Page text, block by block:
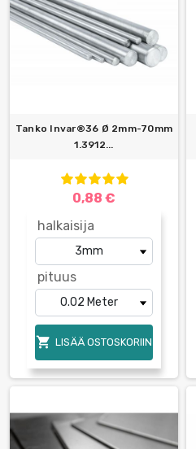
Tanko Invar®36 Ø 2mm-70mm
1.3912...
0,88 €
halkaisija
pituus
 LISÄÄ OSTOSKORIIN